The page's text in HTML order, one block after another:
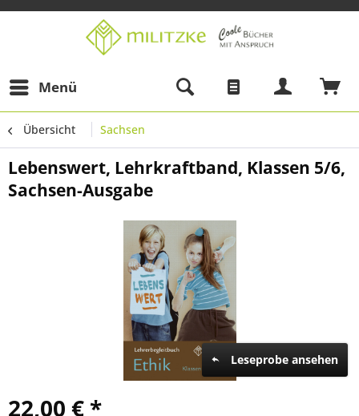
Menü
Übersicht Sachsen
Lebenswert, Lehrkraftband, Klassen 5/6,
Sachsen-Ausgabe
Leseprobe ansehen
22,00 € *